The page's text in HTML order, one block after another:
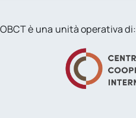
OBCT è una unità operativa di: